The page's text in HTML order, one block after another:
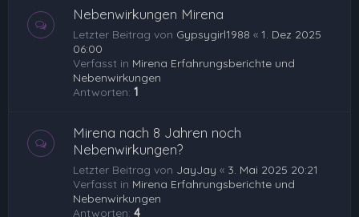
Nebenwirkungen Mirena
Letzter Beitrag von Gypsygirl1988 « 1. Dez 2025
06:00
Verfasst in Mirena Erfahrungsberichte und
Nebenwirkungen
Antworten: 1
Mirena nach 8 Jahren noch
Nebenwirkungen?
Letzter Beitrag von JayJay « 3. Mai 2025 20:21
Verfasst in Mirena Erfahrungsberichte und
Nebenwirkungen
Antworten: 4